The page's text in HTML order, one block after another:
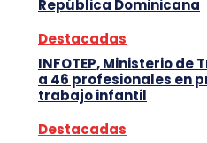
República Dominicana
Destacadas
INFOTEP, Ministerio
a 46 profesionales en
trabajo infantil
Destacadas